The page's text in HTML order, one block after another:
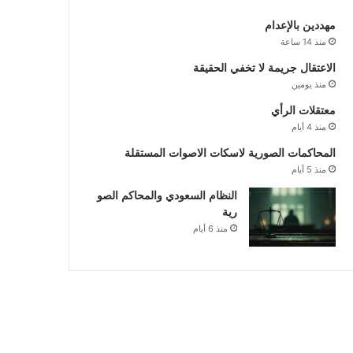
مهددين بالإعدام
منذ 14 ساعة
الاعتقال جريمة لا تخفي الحقيقة
منذ يومين
معتقلات الرأي
منذ 4 أيام
المحاكمات الصورية لاسكات الاصوات المستقلة
منذ 5 أيام
النظام السعودي والمحاكم الصو
رية
منذ 6 أيام